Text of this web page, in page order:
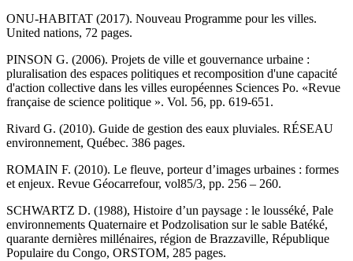
ONU-HABITAT (2017). Nouveau Programme pour les villes.
United nations, 72 pages.
PINSON G. (2006). Projets de ville et gouvernance urbaine :
pluralisation des espaces politiques et recomposition d'une capacité
d'action collective dans les villes européennes Sciences Po. «Revue
française de science politique ». Vol. 56, pp. 619-651.
Rivard G. (2010). Guide de gestion des eaux pluviales. RÉSEAU
environnement, Québec. 386 pages.
ROMAIN F. (2010). Le fleuve, porteur d’images urbaines : formes
et enjeux. Revue Géocarrefour, vol85/3, pp. 256 – 260.
SCHWARTZ D. (1988), Histoire d’un paysage : le lousséké, Pale
environnements Quaternaire et Podzolisation sur le sable Batéké,
quarante dernières millénaires, région de Brazzaville, République
Populaire du Congo, ORSTOM, 285 pages.